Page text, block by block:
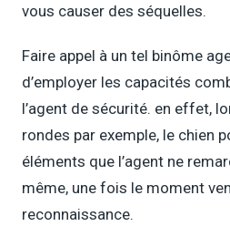
vous causer des séquelles.
Faire appel à un tel binôme
d’employer les capacités
l’agent de sécurité. en effet,
rondes par exemple, le chien
éléments que l’agent ne
même, une fois le moment
reconnaissance.